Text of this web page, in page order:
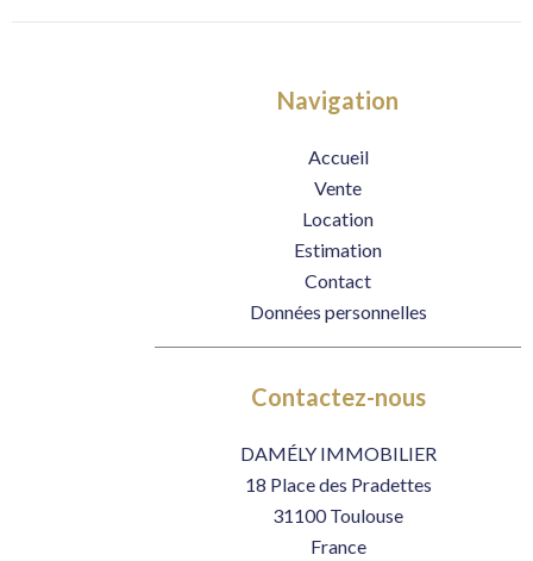
Navigation
Accueil
Vente
Location
Estimation
Contact
Données personnelles
Contactez-nous
DAMÉLY IMMOBILIER
18 Place des Pradettes
31100Toulouse
France